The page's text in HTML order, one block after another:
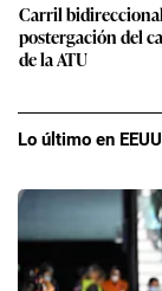
Carril
postergación del
de la ATU
Lo último en EEUU